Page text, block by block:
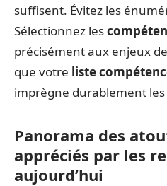
suffisent. Évitez les
Sélectionnez les
précisément aux enjeux de
que votre liste
imprègne durablement les
Panorama des
appréciés par les
aujourd’hui